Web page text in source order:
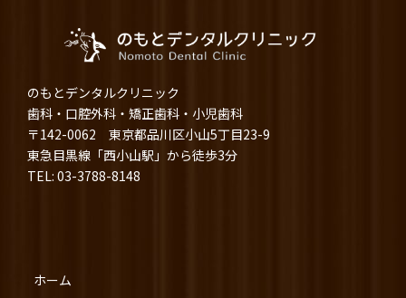
のもとデンタルクリニック
歯科・口腔外科・矯正歯科・小児歯科
〒142-0062 東京都品川区小山5丁目23-9
東急目黒線「西小山駅」から徒歩3分
TEL: 03-3788-8148
ホーム